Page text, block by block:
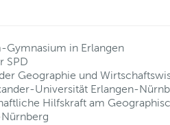
Gymnasium in Erlangen
SPD
Geographie und
Universität Erlangen-
Hilfskraft am